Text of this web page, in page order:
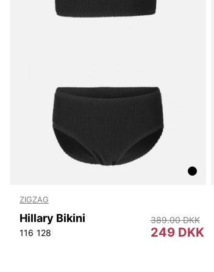
ZIGZAG
Hillary Bikini
116 128 249 DKK
389.00 DKK